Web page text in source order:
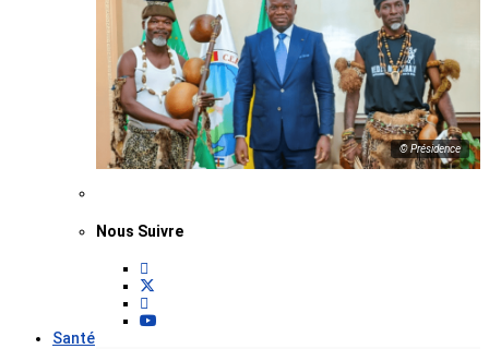
© Présidence
Nous Suivre
Santé